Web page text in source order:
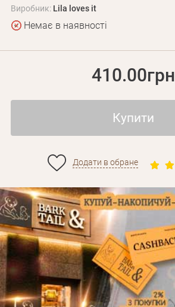
Виробник: Lila loves it
Немає в наявності
410.00грн
Купити
Додати в обране
Особисті дані